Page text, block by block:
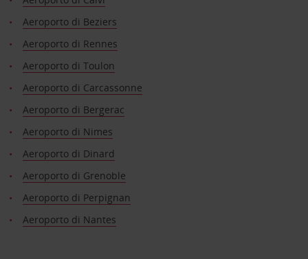
Aeroporto di Beziers
Aeroporto di Rennes
Aeroporto di Toulon
Aeroporto di Carcassonne
Aeroporto di Bergerac
Aeroporto di Nimes
Aeroporto di Dinard
Aeroporto di Grenoble
Aeroporto di Perpignan
Aeroporto di Nantes